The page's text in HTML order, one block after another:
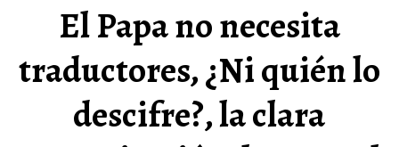
El Papa no necesita
traductores, ¿Ni quién lo
descifre?, la clara